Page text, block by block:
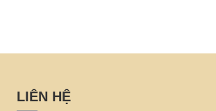
những người thợ lành nghề
trở thành những bức tranh
đặc sắc.
LIÊN HỆ